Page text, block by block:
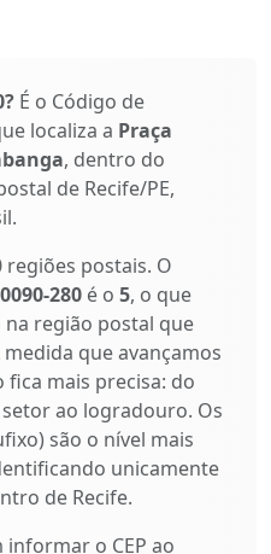
É o Código de
localiza a Praça
, dentro do
de Recife/PE,
regiões postais. O
280 é o 5, o que
região postal que
que avançamos
fica mais precisa: do
ao logradouro. Os
são o nível mais
unicamente
de Recife.
informar o CEP ao